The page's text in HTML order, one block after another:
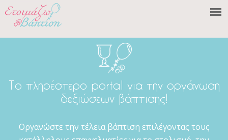
Το πληρέστερο portal για την οργάνωση
δεξιώσεων βάπτισης!
Οργανώστε την τέλεια βάπτιση επιλέγοντας τους